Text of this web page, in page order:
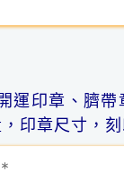
運印章、臍
印章尺寸，